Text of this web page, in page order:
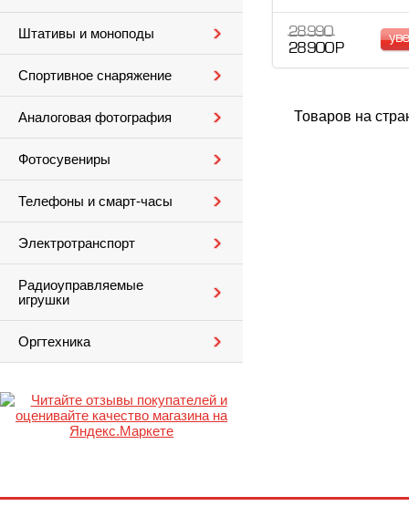
Штативы и моноподы
Спортивное снаряжение
Аналоговая фотография
Фотосувениры
Телефоны и смарт-часы
Электротранспорт
Радиоуправляемые
игрушки
Оргтехника
28 990
28 900 Р
Товаров на